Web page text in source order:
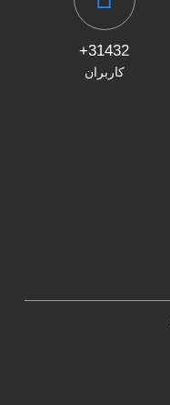
31432+
کاربران